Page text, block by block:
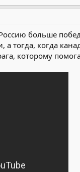
больше
тогда, когда
которому